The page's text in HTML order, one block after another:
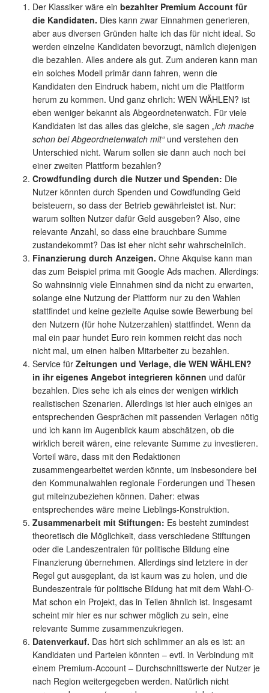
Der Klassiker wäre ein bezahlter Premium Account für
die Kandidaten. Dies kann zwar Einnahmen generieren,
aber aus diversen Gründen halte ich das für nicht ideal. So
werden einzelne Kandidaten bevorzugt, nämlich diejenigen
die bezahlen. Alles andere als gut. Zum anderen kann man
ein solches Modell primär dann fahren, wenn die
Kandidaten den Eindruck habem, nicht um die Plattform
herum zu kommen. Und ganz ehrlich: WEN WÄHLEN? ist
eben weniger bekannt als Abgeordnetenwatch. Für viele
Kandidaten ist das alles das gleiche, sie sagen „ich mache
schon bei Abgeordnetenwatch mit“und verstehen den
Unterschied nicht. Warum sollen sie dann auch noch bei
einer zweiten Plattform bezahlen?
Crowdfunding durch die Nutzer und Spenden: Die
Nutzer könnten durch Spenden und Cowdfunding Geld
beisteuern, so dass der Betrieb gewährleistet ist. Nur:
warum sollten Nutzer dafür Geld ausgeben? Also, eine
relevante Anzahl, so dass eine brauchbare Summe
zustandekommt? Das ist eher nicht sehr wahrscheinlich.
Finanzierung durch Anzeigen. Ohne Akquise kann man
das zum Beispiel prima mit Google Ads machen. Allerdings:
So wahnsinnig viele Einnahmen sind da nicht zu erwarten,
solange eine Nutzung der Plattform nur zu den Wahlen
stattfindet und keine gezielte Aquise sowie Bewerbung bei
den Nutzern (für hohe Nutzerzahlen) stattfindet. Wenn da
mal ein paar hundet Euro rein kommen reicht das noch
nicht mal, um einen halben Mitarbeiter zu bezahlen.
Service für Zeitungen und Verlage, die WEN WÄHLEN?
in ihr eigenes Angebot integrieren können und dafür
bezahlen. Dies sehe ich als eines der wenigen wirklich
realistischen Szenarien. Allerdings ist hier auch einiges an
entsprechenden Gesprächen mit passenden Verlagen nötig
und ich kann im Augenblick kaum abschätzen, ob die
wirklich bereit wären, eine relevante Summe zu investieren.
Vorteil wäre, dass mit den Redaktionen
zusammengearbeitet werden könnte, um insbesondere bei
den Kommunalwahlen regionale Forderungen und Thesen
gut miteinzubeziehen können. Daher: etwas
entsprechendes wäre meine Lieblings-Konstruktion.
Zusammenarbeit mit Stiftungen: Es besteht zumindest
theoretisch die Möglichkeit, dass verschiedene Stiftungen
oder die Landeszentralen für politische Bildung eine
Finanzierung übernehmen. Allerdings sind letztere in der
Regel gut ausgeplant, da ist kaum was zu holen, und die
Bundeszentrale für politische Bildung hat mit dem Wahl-O-
Mat schon ein Projekt, das in Teilen ähnlich ist. Insgesamt
scheint mir hier es nur schwer möglich zu sein, eine
relevante Summe zusammenzukriegen.
Datenverkauf. Das hört sich schlimmer an als es ist: an
Kandidaten und Parteien könnten – evtl. in Verbindung mit
einem Premium-Account – Durchschnittswerte der Nutzer je
nach Region weitergegeben werden. Natürlich nicht